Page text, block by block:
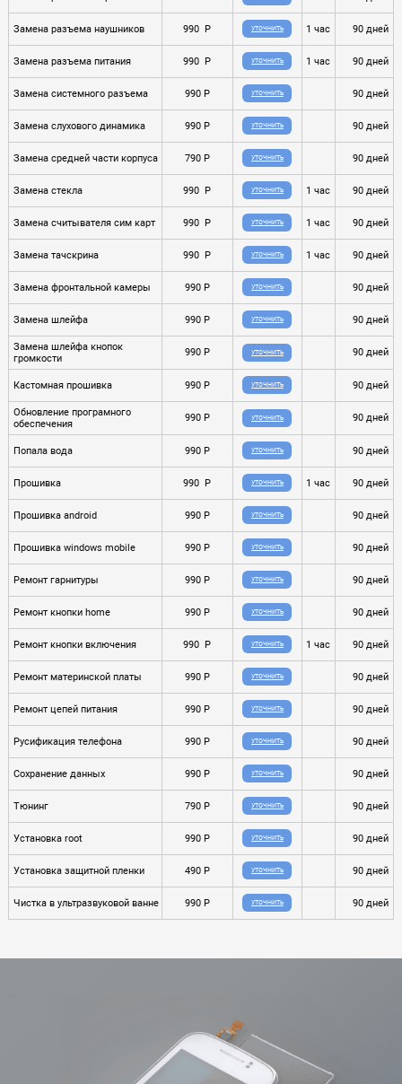
Замена разъема наушников 990 P УТОЧНИТЬ 1 час 90 дней
Замена разъема питания 990 P УТОЧНИТЬ 1 час 90 дней
Замена системного разъема 990 P УТОЧНИТЬ 90 дней
Замена слухового динамика 990 P УТОЧНИТЬ 90 дней
Замена средней части корпуса 790 P УТОЧНИТЬ 90 дней
Замена стекла 990 P УТОЧНИТЬ 1 час 90 дней
Замена считывателя сим карт 990 P УТОЧНИТЬ 1 час 90 дней
Замена тачскрина 990 P УТОЧНИТЬ 1 час 90 дней
Замена фронтальной камеры 990 P УТОЧНИТЬ 90 дней
Замена шлейфа 990 P УТОЧНИТЬ 90 дней
Замена шлейфа кнопок
громкости
990 P УТОЧНИТЬ 90 дней
Кастомная прошивка 990 P УТОЧНИТЬ 90 дней
Обновление програмного
обеспечения
990 P УТОЧНИТЬ 90 дней
Попала вода 990 P УТОЧНИТЬ 90 дней
Прошивка 990 P УТОЧНИТЬ 1 час 90 дней
Прошивка android 990 P УТОЧНИТЬ 90 дней
Прошивка windows mobile 990 P УТОЧНИТЬ 90 дней
Ремонт гарнитуры 990 P УТОЧНИТЬ 90 дней
Ремонт кнопки home 990 P УТОЧНИТЬ 90 дней
Ремонт кнопки включения 990 P УТОЧНИТЬ 1 час 90 дней
Ремонт материнской платы 990 P УТОЧНИТЬ 90 дней
Ремонт цепей питания 990 P УТОЧНИТЬ 90 дней
Русификация телефона 990 P УТОЧНИТЬ 90 дней
Сохранение данных 990 P УТОЧНИТЬ 90 дней
Тюнинг 790 P УТОЧНИТЬ 90 дней
Установка root 990 P УТОЧНИТЬ 90 дней
Установка защитной пленки 490 P УТОЧНИТЬ 90 дней
Чистка в ультразвуковой ванне 990 P УТОЧНИТЬ 90 дней